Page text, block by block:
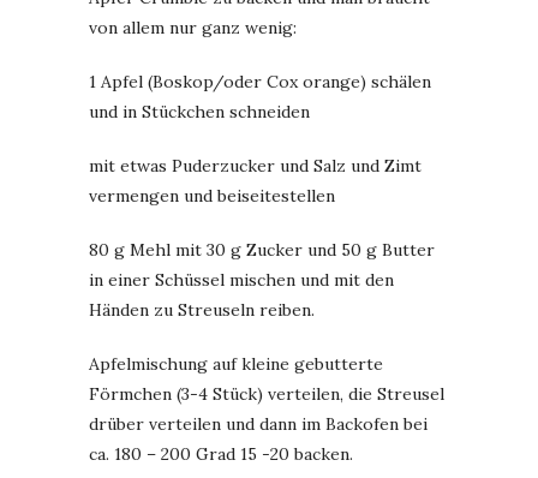
von allem nur ganz wenig:
1 Apfel (Boskop/oder Cox orange) schälen
und in Stückchen schneiden
mit etwas Puderzucker und Salz und Zimt
vermengen und beiseitestellen
80 g Mehl mit 30 g Zucker und 50 g Butter
in einer Schüssel mischen und mit den
Händen zu Streuseln reiben.
Apfelmischung auf kleine gebutterte
Förmchen (3-4 Stück) verteilen, die Streusel
drüber verteilen und dann im Backofen bei
ca. 180 – 200 Grad 15 -20 backen.